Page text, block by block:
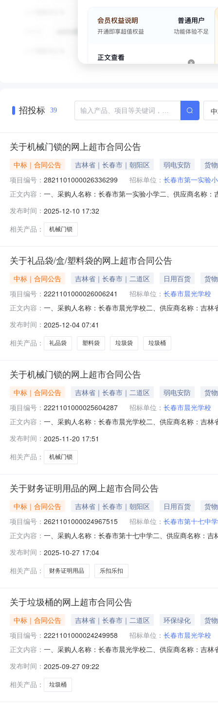
招投标 39
关于机械门锁的网上超市合同公告
中标｜合同公告 吉林省｜长春市｜朝阳区 弱电安防
货物
项目编号： 2821101000026336299 招标单位： 长春市第一实验
正文内容： 一、采购人名称：长春市第一实验小学二、供应商名称
条锁把10.0043430服务要求或标的基本概况：七、其它
阳区
发布时间： 2025-12-10 17:32
相关产品：
机械门锁
关于礼品袋/盒/塑料袋的网上超市合同公告
中标｜合同公告 吉林省｜长春市｜二道区 日用百货
货物
项目编号： 2221101000026006241 招标单位： 长春市晨光学校
正文内容： 一、采购人名称：长春市晨光学校二、供应商名称：吉
餐厅纸巾10*10雪亮/XueLiang餐厅纸巾件1.001151153
发布时间： 2025-12-04 07:41
相关产品：
礼品袋 塑料袋 垃圾袋 垃圾桶
关于机械门锁的网上超市合同公告
中标｜合同公告 吉林省｜长春市｜二道区 弱电安防
货物
项目编号： 2221101000025604287 招标单位： 长春市晨光学校
正文内容： 一、采购人名称：长春市晨光学校二、供应商名称：吉
绵拖把28cm2头家用一拖净免手洗佳帮手海绵拖把把
发布时间： 2025-11-20 17:51
相关产品：
机械门锁
关于财务证明用品的网上超市合同公告
中标｜合同公告 吉林省｜长春市｜朝阳区 日用百货
货物
项目编号： 2621101000024967515 招标单位： 长春市第十七中学
正文内容： 一、采购人名称：长春市第十七中学二、供应商名称：
透明装订胶片驰翔装订胶片包2.0031623三折聘书奖状/
发布时间： 2025-10-27 17:04
相关产品：
财务证明用品 乐扣乐扣
关于垃圾桶的网上超市合同公告
中标｜合同公告 吉林省｜长春市｜二道区 环保绿化
货物
项目编号： 2221101000024249958 招标单位： 长春市晨光学校
正文内容： 一、采购人名称：长春市晨光学校二、供应商名称：吉
不带排水管五月花/MAYFLOWERYZ-GB162个
发布时间： 2025-09-27 09:22
相关产品：
垃圾桶